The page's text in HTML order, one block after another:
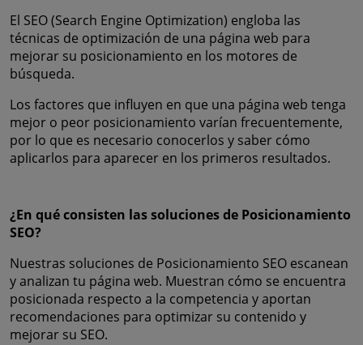
El SEO (Search Engine Optimization) engloba las
técnicas de optimización de una página web para
mejorar su posicionamiento en los motores de
búsqueda.
Los factores que influyen en que una página web tenga
mejor o peor posicionamiento varían frecuentemente,
por lo que es necesario conocerlos y saber cómo
aplicarlos para aparecer en los primeros resultados.
¿En qué consisten las soluciones de Posicionamiento
SEO?
Nuestras soluciones de Posicionamiento SEO escanean
y analizan tu página web. Muestran cómo se encuentra
posicionada respecto a la competencia y aportan
recomendaciones para optimizar su contenido y
mejorar su SEO.